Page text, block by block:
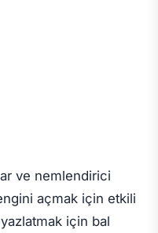
ve nemlendirici
açmak için etkili
için bal